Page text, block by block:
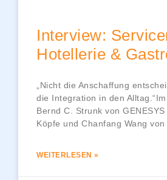
Interview:
Hotellerie &
„Nicht die Anschaffung
die Integration in den
Bernd C. Strunk von
Köpfe und Chanfang Wang von
WEITERLESEN »